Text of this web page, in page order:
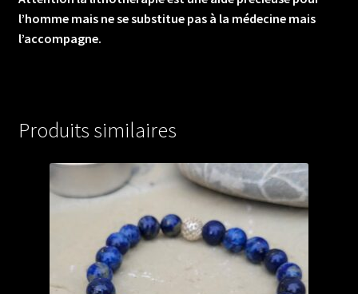
l’homme mais ne se substitue pas à la médecine mais
l’accompagne.
Produits similaires